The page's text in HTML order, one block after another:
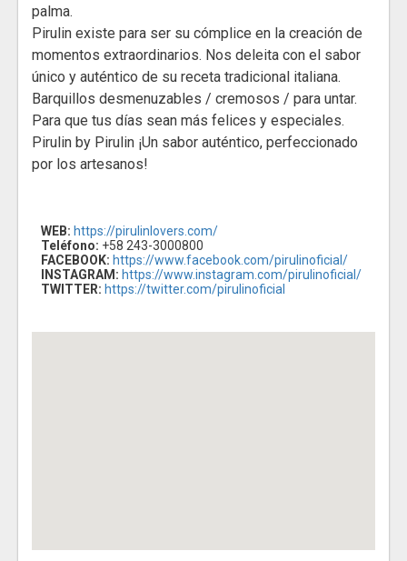
palma.
Pirulin existe para ser su cómplice en la creación de
momentos extraordinarios. Nos deleita con el sabor
único y auténtico de su receta tradicional italiana.
Barquillos desmenuzables / cremosos / para untar.
Para que tus días sean más felices y especiales.
Pirulin by Pirulin ¡Un sabor auténtico, perfeccionado
por los artesanos!
WEB: https://pirulinlovers.com/
Teléfono: +58 243-3000800
FACEBOOK: https://www.facebook.com/pirulinoficial/
INSTAGRAM: https://www.instagram.com/pirulinoficial/
TWITTER: https://twitter.com/pirulinoficial